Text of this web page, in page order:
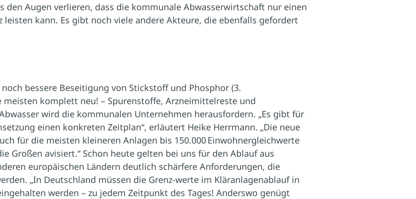
den Augen verlieren, dass die kommunale Abwasserwirtschaft nur einen
leisten kann. Es gibt noch viele andere Akteure, die ebenfalls gefordert
bessere Beseitigung von Stickstoff und Phosphor (3.
meisten komplett neu! – Spurenstoffe, Arzneimittelreste und
wird die kommunalen Unternehmen herausfordern. „Es gibt für
einen konkreten Zeitplan“, erläutert Heike Herrmann. „Die neue
für die meisten kleineren Anlagen bis 150.000 Einwohnergleichwerte
Großen avisiert.“ Schon heute gelten bei uns für den Ablauf aus
europäischen Ländern deutlich schärfere Anforderungen, die
„In Deutschland müssen die Grenz-werte im Kläranlagenablauf in
werden – zu jedem Zeitpunkt des Tages! Anderswo genügt